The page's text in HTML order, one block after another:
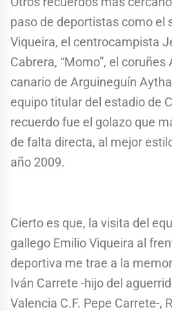
paso de deportistas como el
Viqueira, el centrocampista
Cabrera, “Momo”, el
canario de Arguineguín
equipo titular del estadio de
recuerdo fue el golazo que
de falta directa, al mejor
año 2009.
Cierto es que, la visita del
gallego Emilio Viqueira al
deportiva me trae a la
Iván Carrete -hijo del
Valencia C.F. Pepe Carrete-,